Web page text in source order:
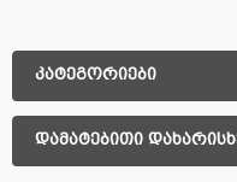
კატეგორიები
დამატებითი